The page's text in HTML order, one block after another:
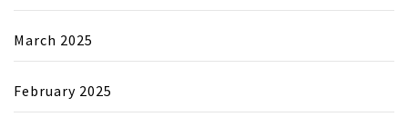
March 2025
February 2025